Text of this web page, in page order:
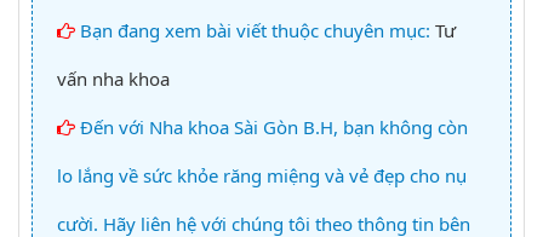
Bạn đang xem bài viết thuộc chuyên mục: Tư
vấn nha khoa
Đến với Nha khoa Sài Gòn B.H, bạn không còn
lo lắng về sức khỏe răng miệng và vẻ đẹp cho nụ
cười. Hãy liên hệ với chúng tôi theo thông tin bên